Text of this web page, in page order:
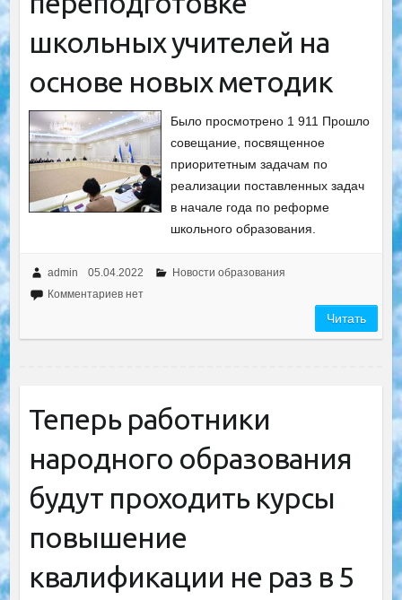
школьных учителей на
основе новых методик
Было просмотрено 1 911 Прошло
совещание, посвященное
приоритетным задачам по
реализации поставленных задач
в начале года по реформе
школьного образования.
admin 05.04.2022
Новости образования
Комментариев нет
Читать
Теперь работники
народного образования
будут проходить курсы
повышение
квалификации не раз в 5